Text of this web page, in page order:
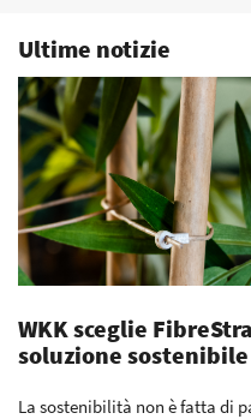
Ultime notizie
WKK sceglie
soluzione sostenibile
La sostenibilità non è fatta di